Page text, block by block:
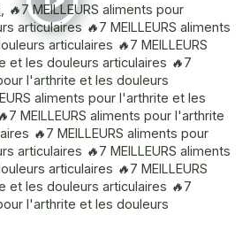
🔥7 MEILLEURS aliments pour
articulaires 🔥7 MEILLEURS aliments
articulaires 🔥7 MEILLEURS
et les douleurs articulaires 🔥7
l'arthrite et les douleurs
aliments pour l'arthrite et les
MEILLEURS aliments pour l'arthrite
🔥7 MEILLEURS aliments pour
articulaires 🔥7 MEILLEURS aliments
articulaires 🔥7 MEILLEURS
et les douleurs articulaires 🔥7
l'arthrite et les douleurs